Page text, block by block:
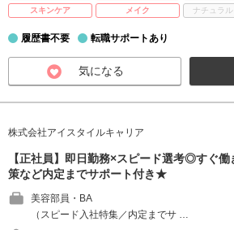
スキンケア
メイク ナチュラ
履歴書不要 転職サポートあり
気になる
株式会社アイスタイルキャリア
【正社員】即日勤務×スピード選考◎すぐ
策など内定までサポート付き★
美容部員・BA
（スピード入社特集／内定までサ …